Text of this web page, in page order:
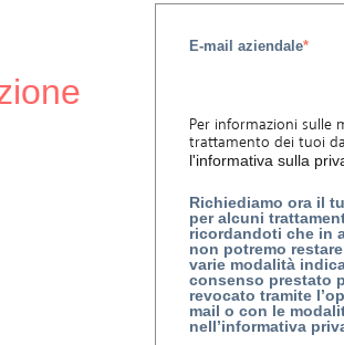
E-mail aziendale*
Per informazioni sulle
trattamento dei tuoi
l'informativa sulla
Richiediamo ora il
per alcuni
ricordandoti che in
non potremo
varie modalità
consenso prestato
revocato tramite
mail o con le
nell’informativa